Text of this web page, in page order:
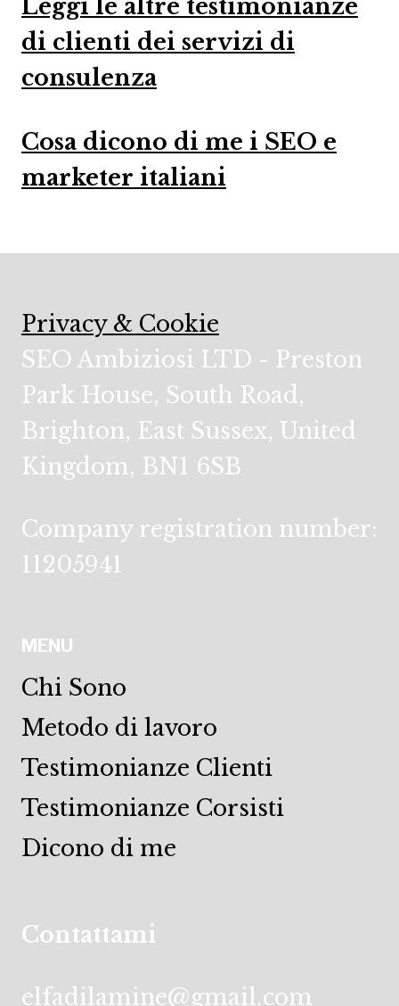
Leggi le altre testimonianze
di clienti dei servizi di
consulenza
Cosa dicono di me i SEO e
marketer italiani
Privacy & Cookie
SEO Ambiziosi LTD - Preston
Park House, South Road,
Brighton, East Sussex, United
Kingdom, BN1 6SB
Company registration number:
11205941
MENU
Chi Sono
Metodo di lavoro
Testimonianze Clienti
Testimonianze Corsisti
Dicono di me
Contattami
elfadilamine@gmail.com